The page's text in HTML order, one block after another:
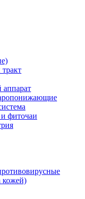
фиточаи
кожей)